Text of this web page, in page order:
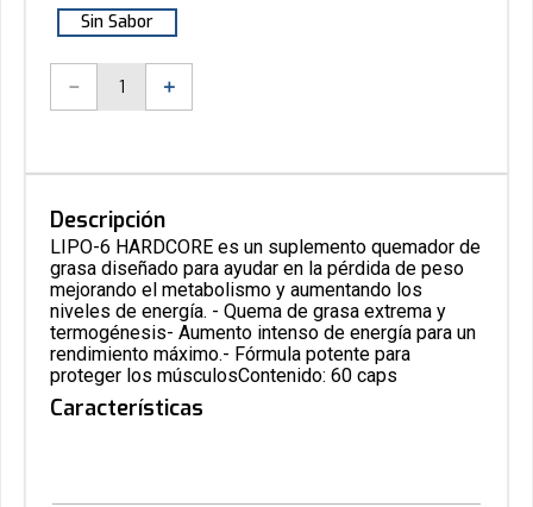
Sin Sabor
＋
－
Descripción
LIPO-6 HARDCORE es un suplemento quemador de
grasa diseñado para ayudar en la pérdida de peso
mejorando el metabolismo y aumentando los
niveles de energía. - Quema de grasa extrema y
termogénesis- Aumento intenso de energía para un
rendimiento máximo.- Fórmula potente para
proteger los músculosContenido: 60 caps
Características